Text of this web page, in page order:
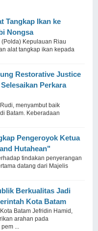
Tangkap Ikan ke
Nongsa
(Polda) Kepulauan Riau
alat tangkap ikan kepada
Restorative Justice
Perkara
menyambut baik
Batam. Keberadaan
Pengeroyok Ketua
Hutahean"
tindakan penyerangan
datang dari Majelis
Berkualitas Jadi
Kota Batam
Batam Jefridin Hamid,
arahan pada
...